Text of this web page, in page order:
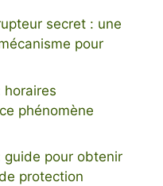
secret : une
pour
horaires
phénomène
guide pour obtenir
protection